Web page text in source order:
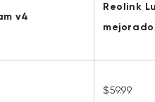
v4
Reolink
$59.99